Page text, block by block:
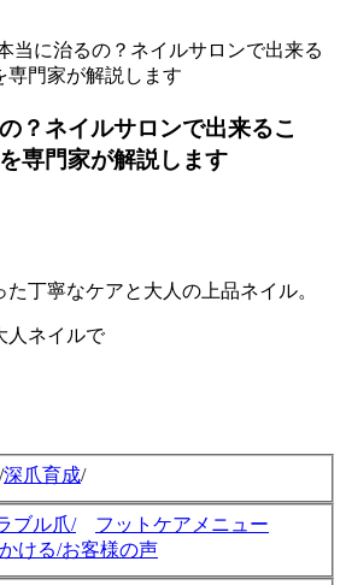
当に治るの？ネイルサロンで出来る
専門家が解説します
？ネイルサロンで出来るこ
専門家が解説します
丁寧なケアと大人の上品ネイル。
人ネイルで
/深爪育成/
ブル爪/
フットケアメニュー
ける/お客様の声